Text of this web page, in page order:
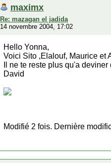
maximx
Re: mazagan el jadida
14 novembre 2004, 17:02
Hello Yonna,
Voici Sito ,Elalouf, Maurice et
Il ne te reste plus qu'a
David
Modifié 2 fois. Dernière